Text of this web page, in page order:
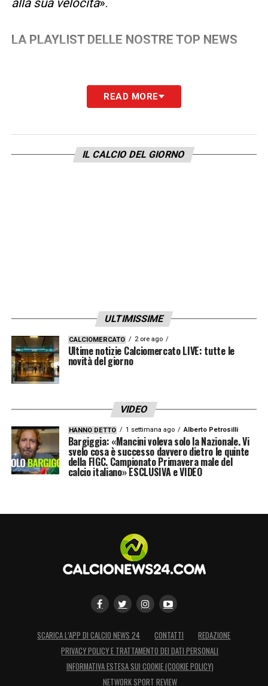
LA PLAYLIST DELLE NOSTRE TOP NEWS
READ MORE
IL CALCIO DEL GIORNO
ULTIMISSIME
CALCIOMERCATO 2 ore ago
Ultime notizie Calciomercato LIVE: tutte le
novità del giorno
VIDEO
HANNO DETTO 1 settimana ago Alberto Petrosilli
Bargiggia: «Mancini voleva solo la Nazionale. Vi
svelo cosa è successo davvero dietro le quinte
della FIGC. Campionato Primavera male del
calcio italiano» ESCLUSIVA e VIDEO
SCARICA L’APP DI CALCIO NEWS 24 CONTATTI
REDAZIONE
PRIVACY POLICY E TRATTAMENTO DEI DATI PERSONALI
INFORMATIVA ESTESA SUI COOKIE (COOKIE POLICY)
NETWORK SPORT REVIEW